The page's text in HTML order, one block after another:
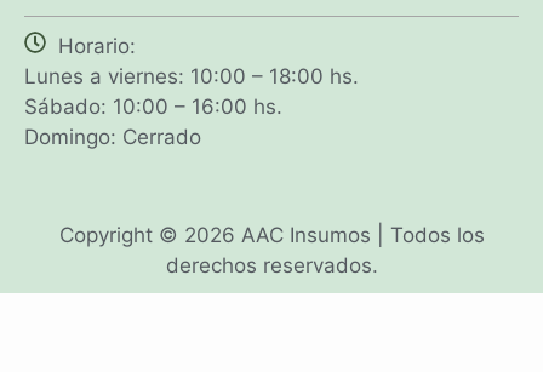
Horario:
Lunes a viernes: 10:00 – 18:00 hs.
Sábado: 10:00 – 16:00 hs.
Domingo: Cerrado
Copyright © 2026 AAC Insumos | Todos los
derechos reservados.